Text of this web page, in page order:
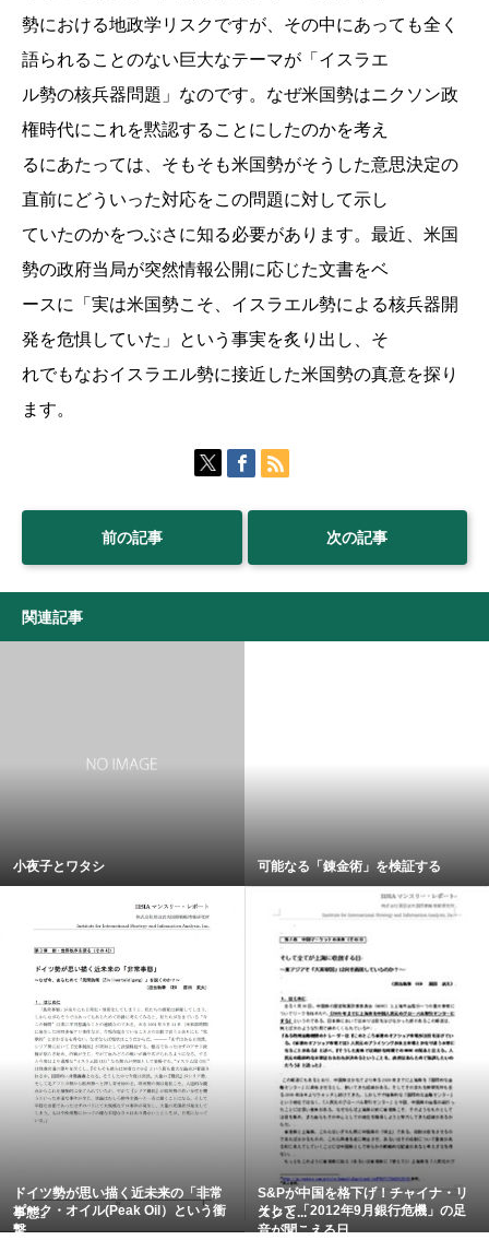
勢における地政学リスクですが、その中にあっても全く
語られることのない巨大なテーマが「イスラエ
ル勢の核兵器問題」なのです。なぜ米国勢はニクソン政
権時代にこれを黙認することにしたのかを考え
るにあたっては、そもそも米国勢がそうした意思決定の
直前にどういった対応をこの問題に対して示し
ていたのかをつぶさに知る必要があります。最近、米国
勢の政府当局が突然情報公開に応じた文書をベ
ースに「実は米国勢こそ、イスラエル勢による核兵器開
発を危惧していた」という事実を炙り出し、そ
れでもなおイスラエル勢に接近した米国勢の真意を探り
ます。
前の記事 次の記事
関連記事
小夜子とワタシ 可能なる「錬金術」を検証する
ドイツ勢が思い描く近未来の「非常
事態」
S&Pが中国を格下げ！チャイナ・リ
スクと...
ピーク・オイル(Peak Oil）という衝
撃
そして「2012年9月銀行危機」の足
音が聞こえる日